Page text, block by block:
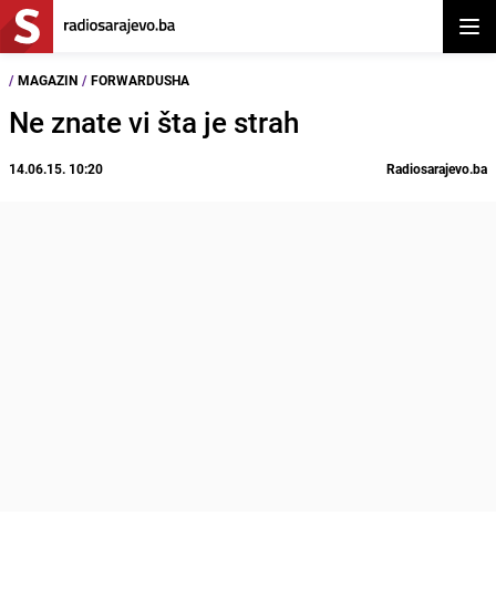
/ MAGAZIN / FORWARDUSHA
Ne znate vi šta je strah
14.06.15. 10:20 Radiosarajevo.ba